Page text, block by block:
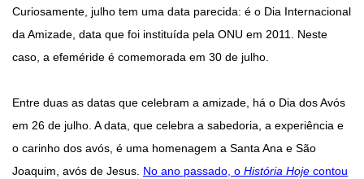
Curiosamente, julho tem uma data parecida: é o Dia Internacional
da Amizade, data que foi instituída pela ONU em 2011. Neste
caso, a efeméride é comemorada em 30 de julho.
Entre duas as datas que celebram a amizade, há o Dia dos Avós
em 26 de julho. A data, que celebra a sabedoria, a experiência e
o carinho dos avós, é uma homenagem a Santa Ana e São
Joaquim, avós de Jesus. No ano passado, o História Hoje contou